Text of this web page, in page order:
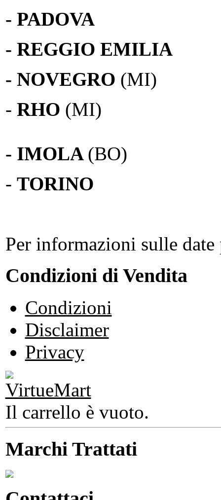
- PADOVA
- REGGIO EMILIA
- NOVEGRO (MI)
- RHO (MI)
- IMOLA (BO)
- TORINO
Per informazioni sulle
Condizioni di Vendita
Condizioni
Disclaimer
Privacy
Il carrello è vuoto.
Marchi Trattati